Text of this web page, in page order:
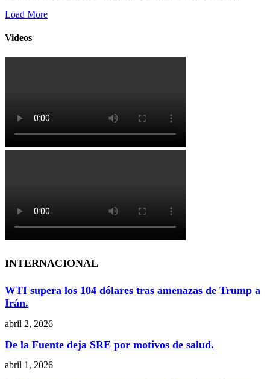
Load More
Videos
INTERNACIONAL
WTI supera los 104 dólares tras amenazas de Trump a
Irán.
abril 2, 2026
De la Fuente deja SRE por motivos de salud.
abril 1, 2026